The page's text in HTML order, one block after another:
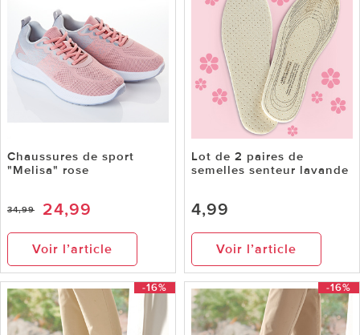
Chaussures de sport
"Melisa" rose
34,99 24,99
Voir l’article
Lot de 2 paires de
semelles senteur lavande
4,99
Voir l’article
-16% -16%